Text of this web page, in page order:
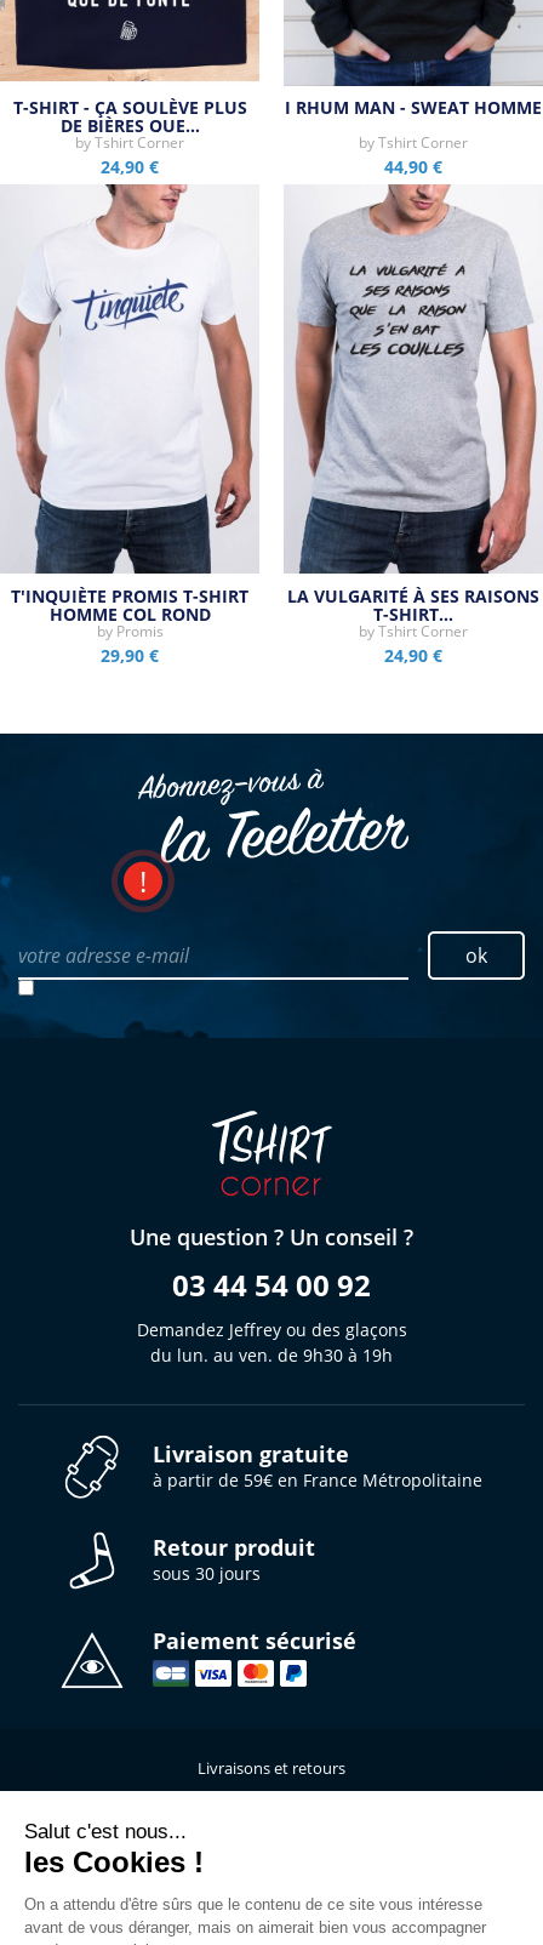
T-SHIRT - ÇA SOULÈVE PLUS
DE BIÈRES QUE…
byTshirt Corner
24,90 €
I RHUM MAN - SWEAT HOMME
byTshirt Corner
44,90 €
T'INQUIÈTE PROMIS T-SHIRT
HOMME COL ROND
by Promis
29,90 €
LA VULGARITÉ À SES RAISONS
T-SHIRT…
byTshirt Corner
24,90 €
Abonnez–vous à
la Teeletter
votre adresse e-mail ok
Une question ? Un conseil ?
03 44 54 00 92
Demandez Jeffrey ou des glaçons
du lun. au ven. de 9h30 à 19h
Livraison gratuite
à partir de 59€ en France Métropolitaine
Retour produit
sous 30 jours
Paiement sécurisé
Livraisons et retours
Qui sommes-nous ?
C.G.V
Salut c'est nous...
les Cookies !
On a attendu d'être sûrs que le contenu de ce site vous intéresse
avant de vous déranger, mais on aimerait bien vous accompagner